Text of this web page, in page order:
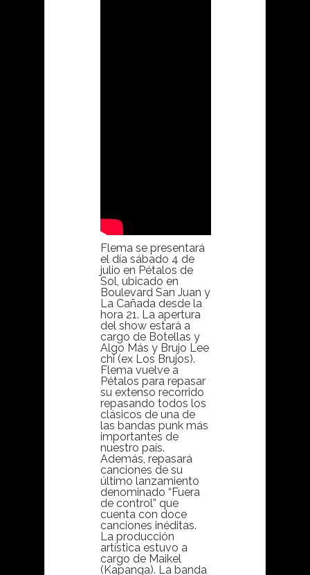
Flema se presentará
el día sábado 4 de
julio en Pétalos de
Sol, ubicado en
Boulevard San Juan y
La Cañada desde la
hora 21. La apertura
del show estará a
cargo de Botellas y
Algo Más y Brujo Lee
chi (ex Los Brujos).
Flema vuelve a
Pétalos para repasar
su extenso recorrido
repasando todos los
clásicos de una de
las bandas punk más
importantes de
nuestro país.
Además, repasará
canciones de su
último lanzamiento
denominado “Fuera
de control” que
cuenta con doce
canciones inéditas.
La producción
artística estuvo a
cargo de Maikel
(Kapanga). La banda